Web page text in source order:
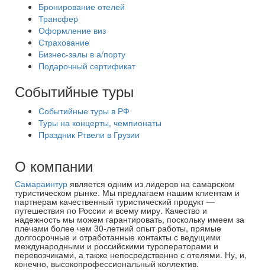
Бронирование отелей
Трансфер
Оформление виз
Страхование
Бизнес-залы в а/порту
Подарочный сертификат
Событийные туры
Событийные туры в РФ
Туры на концерты, чемпионаты
Праздник Ртвели в Грузии
О компании
Самараинтур является одним из лидеров на самарском
туристическом рынке. Мы предлагаем нашим клиентам и
партнерам качественный туристический продукт —
путешествия по России и всему миру. Качество и
надежность мы можем гарантировать, поскольку имеем за
плечами более чем 30-летний опыт работы, прямые
долгосрочные и отработанные контакты с ведущими
международными и российскими туроператорами и
перевозчиками, а также непосредственно с отелями. Ну, и,
конечно, высокопрофессиональный коллектив.